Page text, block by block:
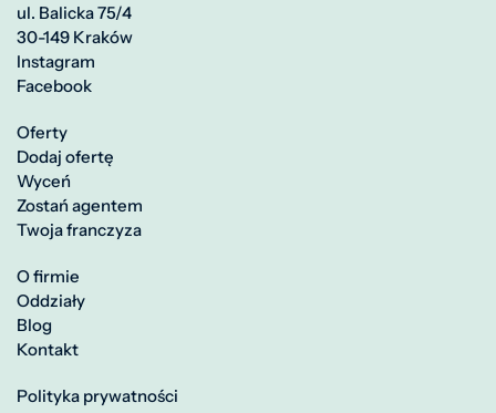
ul. Balicka 75/4
30-149 Kraków
Instagram
Facebook
Oferty
Dodaj ofertę
Wyceń
Zostań agentem
Twoja franczyza
O firmie
Oddziały
Blog
Kontakt
Polityka prywatności